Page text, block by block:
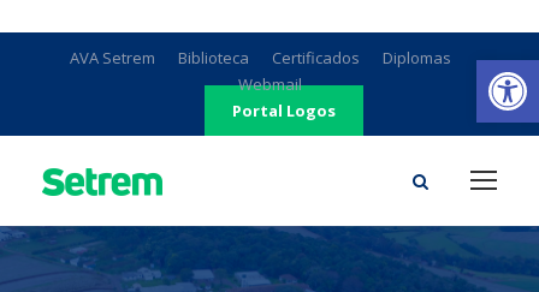
AVA Setrem Biblioteca Certificados
Diplomas
Webmail
Portal Logos